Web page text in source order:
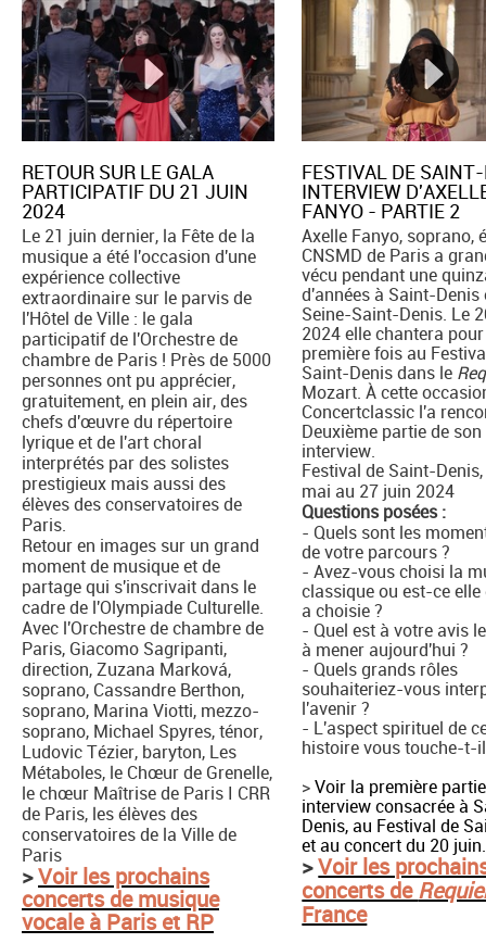
​RETOUR SUR LE GALA
PARTICIPATIF DU 21 JUIN
2024
Le 21 juin dernier, la Fête de la
musique a été l'occasion d'une
expérience collective
extraordinaire sur le parvis de
l'Hôtel de Ville : le gala
participatif de l'Orchestre de
chambre de Paris ! Près de 5000
personnes ont pu apprécier,
gratuitement, en plein air, des
chefs d'œuvre du répertoire
lyrique et de l'art choral
interprétés par des solistes
prestigieux mais aussi des
élèves des conservatoires de
Paris.
Retour en images sur un grand
moment de musique et de
partage qui s'inscrivait dans le
cadre de l'Olympiade Culturelle.
Avec l'Orchestre de chambre de
Paris, Giacomo Sagripanti,
direction, Zuzana Marková,
soprano, Cassandre Berthon,
soprano, Marina Viotti, mezzo-
soprano, Michael Spyres, ténor,
Ludovic Tézier, baryton, Les
Métaboles, le Chœur de Grenelle,
le chœur Maîtrise de Paris I CRR
de Paris, les élèves des
conservatoires de la Ville de
Paris
>Voir les prochains
concerts de musique
vocale à Paris et RP
FESTIVAL DE
INTERVIEW
FANYO - PARTIE 2
Axelle Fanyo, soprano,
CNSMD de Paris a
vécu pendant une
d'années à Saint-Denis
Seine-Saint-Denis. Le
2024 elle chantera
première fois au
Saint-Denis dans le
Mozart. À cette
Concertclassic l'a
Deuxième partie de son
interview.
Festival de Saint-
mai au 27 juin 2024
Questions posées :
- Quels sont les
de votre parcours ?
- Avez-vous choisi la
classique ou est-ce
a choisie ?
- Quel est à votre avis
à mener aujourd'hui ?
- Quels grands rôles
souhaiteriez-vous
l'avenir ?
- L'aspect spirituel de
histoire vous touche-t-
>Voir la première
interview consacrée à
Denis, au Festival de
et au concert du 20 juin.
>Voir les
concerts de
France